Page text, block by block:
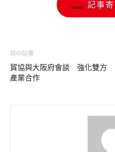
記事
前の記事
貿協與大阪府會談 強化雙方
產業合作